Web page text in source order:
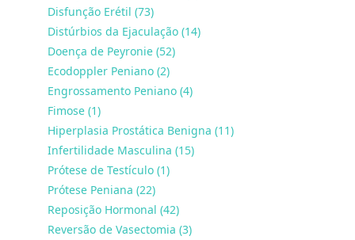
Disfunção Erétil (73)
Distúrbios da Ejaculação (14)
Doença de Peyronie (52)
Ecodoppler Peniano (2)
Engrossamento Peniano (4)
Fimose (1)
Hiperplasia Prostática Benigna (11)
Infertilidade Masculina (15)
Prótese de Testículo (1)
Prótese Peniana (22)
Reposição Hormonal (42)
Reversão de Vasectomia (3)